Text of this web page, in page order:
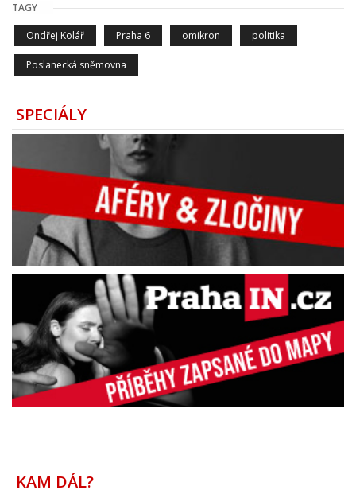
TAGY
Ondřej Kolář Praha 6 omikron politika
Poslanecká sněmovna
SPECIÁLY
KAM DÁL?